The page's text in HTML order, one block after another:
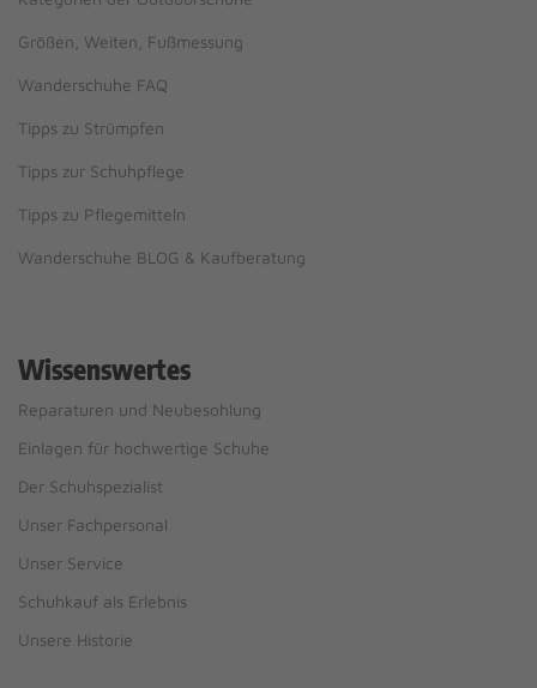
Größen, Weiten, Fußmessung
Wanderschuhe FAQ
Tipps zu Strümpfen
Tipps zur Schuhpflege
Tipps zu Pflegemitteln
Wanderschuhe BLOG & Kaufberatung
Wissenswertes
Reparaturen und Neubesohlung
Einlagen für hochwertige Schuhe
Der Schuhspezialist
Unser Fachpersonal
Unser Service
Schuhkauf als Erlebnis
Unsere Historie